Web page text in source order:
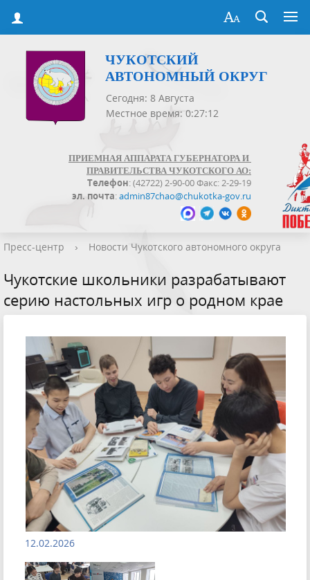
ЧУКОТСКИЙ
АВТОНОМНЫЙ ОКРУГ
Сегодня: 8 Августа
Местное время: 0:27:13
ПРИЕМНАЯ АППАРАТА ГУБЕРНАТОРА И
ПРАВИТЕЛЬСТВА ЧУКОТСКОГО АО:
Телефон: (42722) 2-90-00 Факс: 2-29-19
эл. почта:admin87chao@chukotka-gov.ru
Пресс-центр › Новости Чукотского автономного округа
Чукотские школьники разрабатывают
серию настольных игр о родном крае
12.02.2026